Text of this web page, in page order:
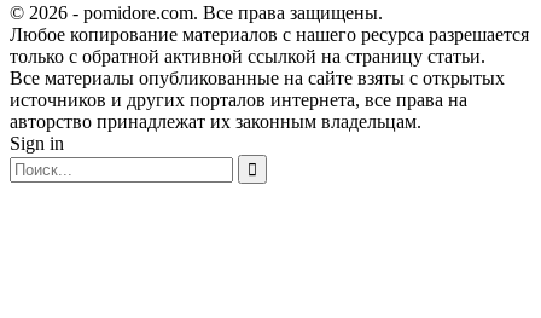
© 2026 - pomidore.com. Все права защищены.
Любое копирование материалов с нашего ресурса разрешается
только с обратной активной ссылкой на страницу статьи.
Все материалы опубликованные на сайте взяты с открытых
источников и других порталов интернета, все права на
авторство принадлежат их законным владельцам.
Sign in